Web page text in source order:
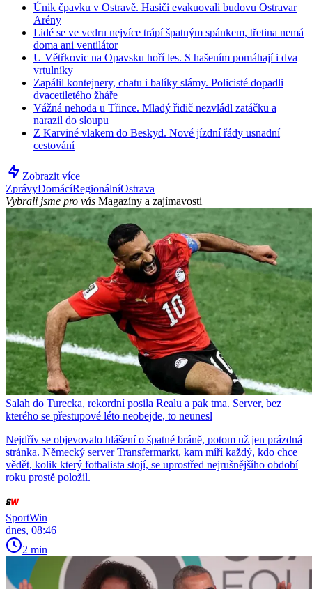
Únik čpavku v Ostravě. Hasiči evakuovali budovu Ostravar
Arény
Lidé se ve vedru nejvíce trápí špatným spánkem, třetina nemá
doma ani ventilátor
U Větřkovic na Opavsku hoří les. S hašením pomáhají i dva
vrtulníky
Zapálil kontejnery, chatu i balíky slámy. Policisté dopadli
dvacetiletého žháře
Vážná nehoda u Třince. Mladý řidič nezvládl zatáčku a
narazil do sloupu
Z Karviné vlakem do Beskyd. Nové jízdní řády usnadní
cestování
Zobrazit více
ZprávyDomácíRegionálníOstrava
Vybrali jsme pro vás Magazíny a zajímavosti
Salah do Turecka, rekordní posila Realu a pak tma. Server, bez
kterého se přestupové léto neobejde, to neunesl
Nejdřív se objevovalo hlášení o špatné bráně, potom už jen prázdná
stránka. Německý server Transfermarkt, kam míří každý, kdo chce
vědět, kolik který fotbalista stojí, se uprostřed nejrušnějšího období
roku prostě položil.
SportWin
dnes, 08:46
2 min